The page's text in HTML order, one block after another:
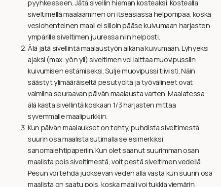
pyyhkeeseen. Jätä sivellin hieman kosteaksi. Kostealla
siveltimellä maalaaminen on itseasiassa helpompaa, koska
vesiohenteinen maali ei silloin pääse kuivumaan harjasten
ympärille siveltimen juuressa niin helposti.
Älä jätä sivellintä maalaustyön aikana kuivumaan. Lyhyeksi
ajaksi (max. yön yli) siveltimen voi laittaa muovipussiin
kuivumisen estämiseksi. Sulje muovipussi tiiviisti. Näin
säästyt ylimääräiseltä pesutyöltä ja työvälineet ovat
valmiina seuraavan päivän maalausta varten. Maalatessa
älä kasta sivellintä koskaan 1/3 harjasten mittaa
syvemmälle maalipurkkiin.
Kun päivän maalaukset on tehty, puhdista siveltimestä
suurin osa maalista sutimalla se esimerkiksi
sanomalehtipaperiin. Kun olet saanut suurimman osan
maalista pois siveltimestä, voit pestä siveltimen vedellä.
Pesun voi tehdä juoksevan veden alla vasta kun suurin osa
maalista on saatu pois, koska maali voi tukkia viemärin.